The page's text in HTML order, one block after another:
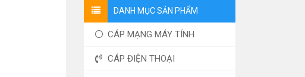
DANH MỤC SẢN PHẨM
CÁP MẠNG MÁY TÍNH
CÁP ĐIỆN THOẠI